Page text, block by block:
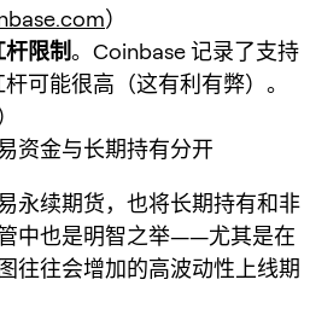
）
限制。Coinbase 记录了支持
可能很高（这有利有弊）。
资金与长期持有分开
永续期货，也将长期持有和非
中也是明智之举——尤其是在
往往会增加的高波动性上线期